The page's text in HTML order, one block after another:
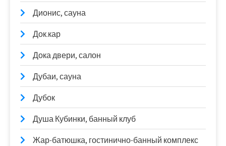
Дионис, сауна
Док.кар
Дока двери, салон
Дубаи, сауна
Дубок
Душа Кубинки, банный клуб
Жар-батюшка, гостинично-банный комплекс